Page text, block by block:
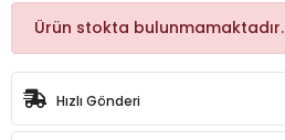
Ürün stokta bulunmamaktadır.
Hızlı Gönderi